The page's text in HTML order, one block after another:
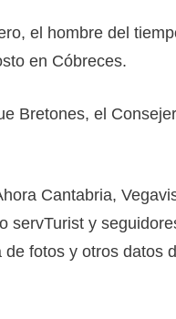
el hombre del
en Cóbreces.
Bretones, el
Cantabria,
servTurist y
fotos y otros datos